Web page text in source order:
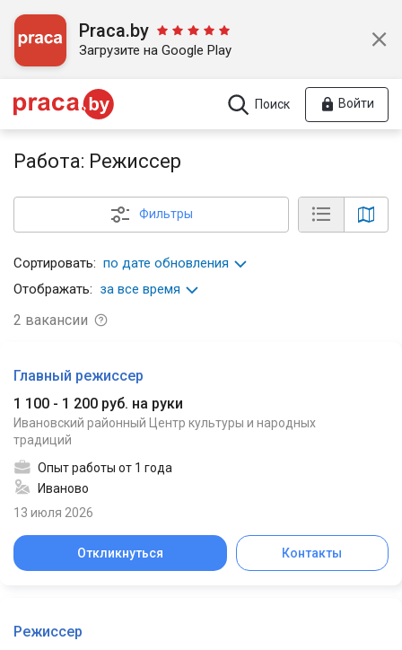
Praca.by
Загрузите на Google Play
Поиск Войти
Работа: Режиссер
Фильтры
Сортировать: по дате обновления
Отображать: за все время
2 вакансии
Главный режиссер
1 100 - 1 200 руб. на руки
Ивановский районный Центр культуры и народных
традиций
Опыт работы от 1 года
Иваново
13 июля 2026
Откликнуться Контакты
Режиссер